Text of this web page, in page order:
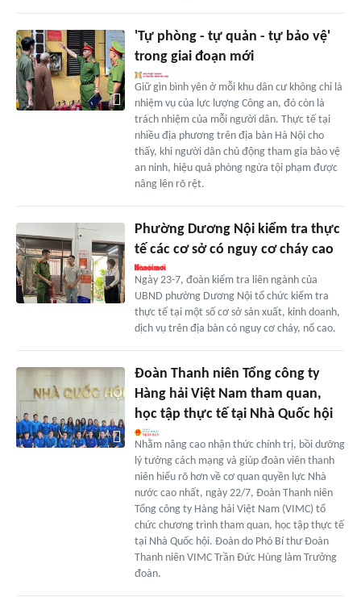
'Tự phòng - tự quản - tự bảo vệ'
trong giai đoạn mới
Giữ gìn bình yên ở mỗi khu dân cư không chỉ là
nhiệm vụ của lực lượng Công an, đó còn là
trách nhiệm của mỗi người dân. Thực tế tại
nhiều địa phương trên địa bàn Hà Nội cho
thấy, khi người dân chủ động tham gia bảo vệ
an ninh, hiệu quả phòng ngừa tội phạm được
nâng lên rõ rệt.
Phường Dương Nội kiểm tra thực
tế các cơ sở có nguy cơ cháy cao
Ngày 23-7, đoàn kiểm tra liên ngành của
UBND phường Dương Nội tổ chức kiểm tra
thực tế tại một số cơ sở sản xuất, kinh doanh,
dịch vụ trên địa bàn có nguy cơ cháy, nổ cao.
Đoàn Thanh niên Tổng công ty
Hàng hải Việt Nam tham quan,
học tập thực tế tại Nhà Quốc hội
Nhằm nâng cao nhận thức chính trị, bồi dưỡng
lý tưởng cách mạng và giúp đoàn viên thanh
niên hiểu rõ hơn về cơ quan quyền lực Nhà
nước cao nhất, ngày 22/7, Đoàn Thanh niên
Tổng công ty Hàng hải Việt Nam (VIMC) tổ
chức chương trình tham quan, học tập thực tế
tại Nhà Quốc hội. Đoàn do Phó Bí thư Đoàn
Thanh niên VIMC Trần Đức Hùng làm Trưởng
đoàn.